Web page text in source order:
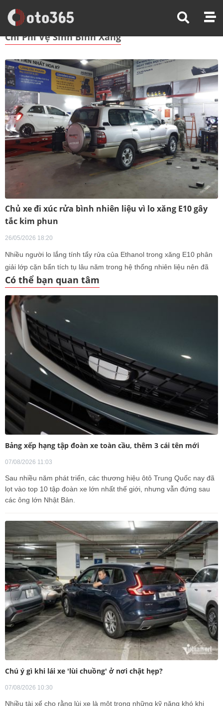
Trang Chủ Chi Phí Vệ Sinh Bình Xăng
Chi Phí Vệ Sinh Bình Xăng
Chủ xe đi xúc rửa bình nhiên liệu vì lo xăng E10 gây
tắc kim phun
26/05/2026 18:20
Nhiều người lo lắng tính tẩy rửa của Ethanol trong xăng E10 phân
giải lớp cặn bẩn tích tụ lâu năm trong hệ thống nhiên liệu nên đã
chủ động đi làm sạch, vệ sinh để phòng ngừa sự cố.
Có thể bạn quan tâm
Bảng xếp hạng tập đoàn xe toàn cầu, thêm 3 cái tên mới
07/08/2026 11:03
Sau nhiều năm phát triển, các thương hiệu ôtô Trung Quốc nay đã
lọt vào top 10 tập đoàn xe lớn nhất thế giới, nhưng vẫn đứng sau
các ông lớn Nhật Bản.
Chú ý gì khi lái xe 'lùi chuồng' ở nơi chật hẹp?
07/08/2026 10:30
Nhiều tài xế cho rằng lùi xe là một trong những kỹ năng khó khi